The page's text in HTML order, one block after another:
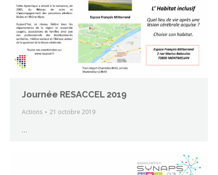
Journée RESACCEL 2019
Actions 21 octobre 2019
…